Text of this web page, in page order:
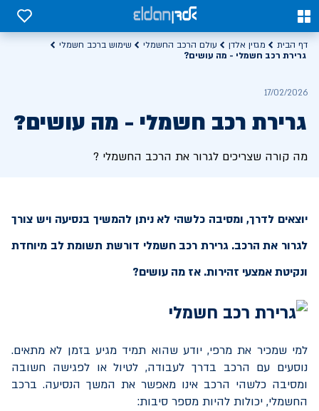
0
0
דף הבית מגזין אלדן עולם הרכב החשמלי
שימוש ברכב חשמלי
גרירת רכב חשמלי - מה עושים?
17/02/2026
גרירת רכב חשמלי - מה עושים?
מה קורה שצריכים לגרור את הרכב החשמלי ?
יוצאים לדרך, ומסיבה כלשהי לא ניתן להמשיך בנסיעה ויש צורך
לגרור את הרכב. גרירת רכב חשמלי דורשת תשומת לב מיוחדת
ונקיטת אמצעי זהירות. אז מה עושים?
למי שמכיר את מרפי, יודע שהוא תמיד מגיע בזמן לא מתאים.
נוסעים עם הרכב בדרך לעבודה, לטיול או לפגישה חשובה
ומסיבה כלשהי הרכב אינו מאפשר את המשך הנסיעה. ברכב
החשמלי, יכולות להיות מספר סיבות: